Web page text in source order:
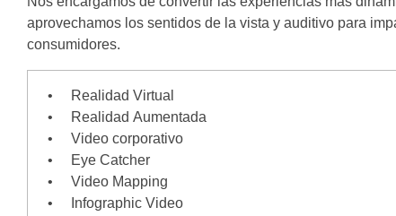
aprovechamos los sentidos de la vista y auditivo para
consumidores.
• Realidad Virtual
• Realidad Aumentada
• Video corporativo
• Eye Catcher
• Video Mapping
• Infographic Video